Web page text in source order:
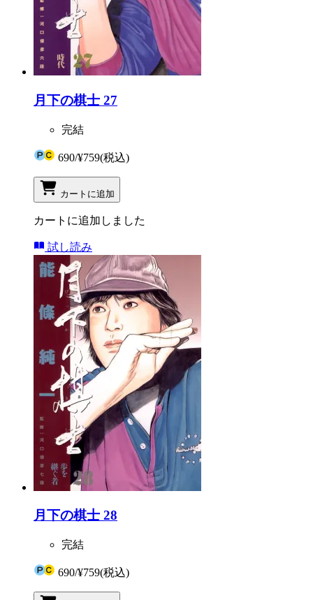
月下の棋士 27
完結
690/¥759(税込)
カートに追加
カートに追加しました
試し読み
月下の棋士 28
完結
690/¥759(税込)